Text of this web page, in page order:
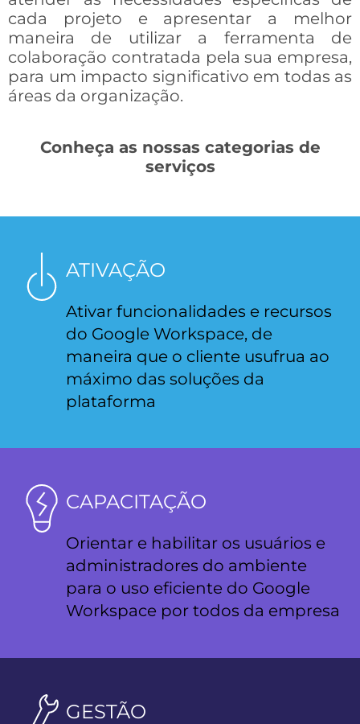
cada projeto e apresentar a melhor
maneira de utilizar a ferramenta de
colaboração contratada pela sua empresa,
para um impacto significativo em todas as
áreas da organização.
Conheça as nossas categorias de
serviços
ATIVAÇÃO
Ativar funcionalidades e recursos
do Google Workspace, de
maneira que o cliente usufrua ao
máximo das soluções da
plataforma
CAPACITAÇÃO
Orientar e habilitar os usuários e
administradores do ambiente
para o uso eficiente do Google
Workspace por todos da empresa
GESTÃO